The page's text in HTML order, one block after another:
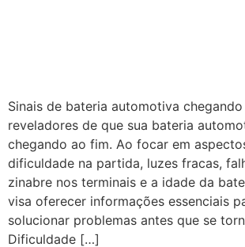
Sinais de bateria automotiva
reveladores de que sua bateria
chegando ao fim. Ao focar em
dificuldade na partida, luzes fracas,
zinabre nos terminais e a idade da
visa oferecer informações essenciais
solucionar problemas antes que se
Dificuldade […]